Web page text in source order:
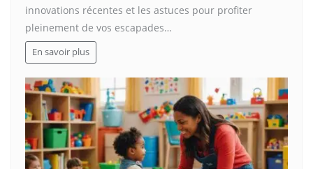
innovations récentes et les astuces pour profiter
pleinement de vos escapades…
En savoir plus